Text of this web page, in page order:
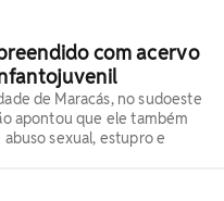
com acervo
de Maracás, no sudoeste
apontou que ele também
sexual, estupro e